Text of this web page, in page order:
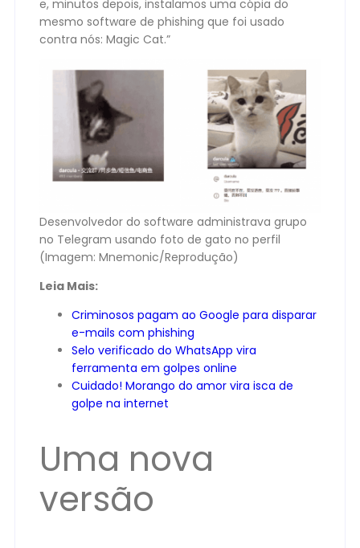
e, minutos depois, instalamos uma cópia do
mesmo software de phishing que foi usado
contra nós: Magic Cat.”
Desenvolvedor do software administrava grupo
no Telegram usando foto de gato no perfil
(Imagem: Mnemonic/Reprodução)
Leia Mais:
Criminosos pagam ao Google para disparar
e-mails com phishing
Selo verificado do WhatsApp vira
ferramenta em golpes online
Cuidado! Morango do amor vira isca de
golpe na internet
Uma nova
versão